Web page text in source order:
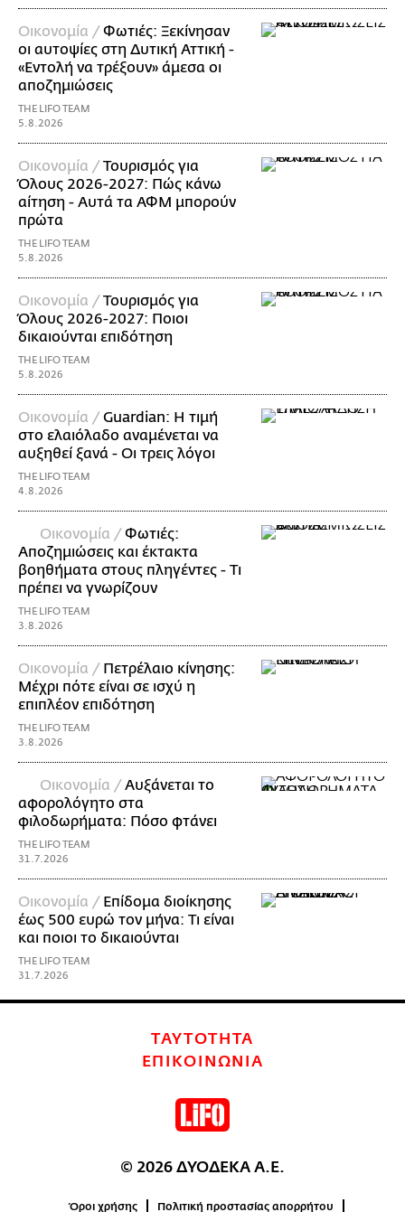
Οικονομία / Φωτιές: Ξεκίνησαν
οι αυτοψίες στη Δυτική Αττική -
«Εντολή να τρέξουν» άμεσα οι
αποζημιώσεις
THE LIFO TEAM
5.8.2026
Οικονομία / Τουρισμός για
Όλους 2026-2027: Πώς κάνω
αίτηση - Αυτά τα ΑΦΜ μπορούν
πρώτα
THE LIFO TEAM
5.8.2026
Οικονομία / Τουρισμός για
Όλους 2026-2027: Ποιοι
δικαιούνται επιδότηση
THE LIFO TEAM
5.8.2026
Οικονομία / Guardian: Η τιμή
στο ελαιόλαδο αναμένεται να
αυξηθεί ξανά - Οι τρεις λόγοι
THE LIFO TEAM
4.8.2026
Οικονομία / Φωτιές:
Αποζημιώσεις και έκτακτα
βοηθήματα στους πληγέντες - Τι
πρέπει να γνωρίζουν
THE LIFO TEAM
3.8.2026
Οικονομία / Πετρέλαιο κίνησης:
Μέχρι πότε είναι σε ισχύ η
επιπλέον επιδότηση
THE LIFO TEAM
3.8.2026
Οικονομία / Αυξάνεται το
αφορολόγητο στα
φιλοδωρήματα: Πόσο φτάνει
THE LIFO TEAM
31.7.2026
Οικονομία / Επίδομα διοίκησης
έως 500 ευρώ τον μήνα: Τι είναι
και ποιοι το δικαιούνται
THE LIFO TEAM
31.7.2026
ΤΑΥΤΟΤΗΤΑ
ΕΠΙΚΟΙΝΩΝΙΑ
© 2026 ΔΥΟΔΕΚΑ Α.Ε.
Όροι χρήσης Πολιτική προστασίας απορρήτου